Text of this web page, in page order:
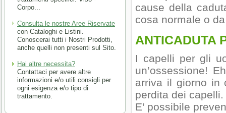
Corpo...
Consulta le nostre Aree Riservate
con Cataloghi e Listini.
Conoscerai tutti i Nostri Prodotti,
anche quelli non presenti sul Sito.
Hai altre necessita?
Contattaci per avere altre
informazioni e/o utili consigli per
ogni esigenza e/o tipo di
trattamento.
cause della
cosa normale o
ANTICADUTA
I capelli per gli
un’ossessione!
arriva il giorno in
perdita dei
E’ possibile